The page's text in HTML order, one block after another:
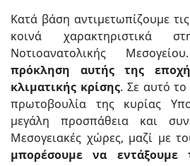
Κατά βάση αντιμετωπίζουμε
κοινά χαρακτηριστικά
Νοτιοανατολικής
πρόκληση αυτής της
κλιματικής κρίσης. Σε αυτό
πρωτοβουλία της κυρίας
μεγάλη προσπάθεια και
Μεσογειακές χώρες, μαζί με
μπορέσουμε να